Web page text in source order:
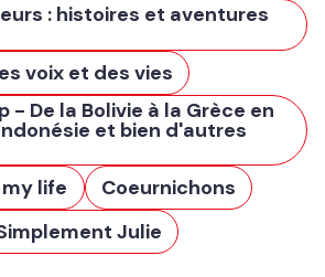
: histoires et aventures
voix et des vies
- De la Bolivie à la Grèce en
et bien d'autres
life
Coeurnichons
Julie